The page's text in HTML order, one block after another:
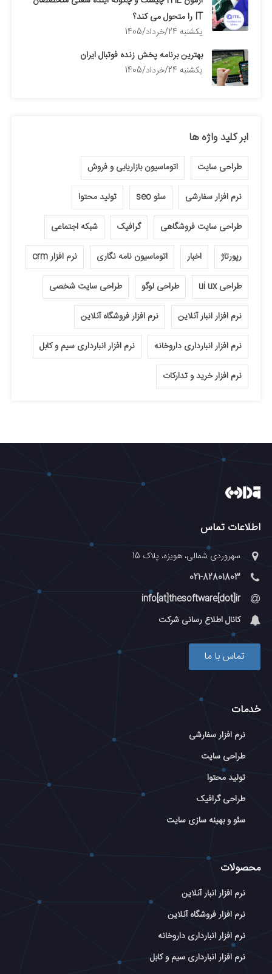
IT را متحول می کند؟
يكشنبه 24/خرداد/1405
بهترین برنامه پخش زنده فوتبال ایران
يكشنبه 24/خرداد/1405
ابر کلید واژه ها
طراحی سایت اتوماسیون بازاریابی و فروش
نرم افزار سفارشی سئو seo تولید محتوا
طراحی سایت فروشگاهی گرافیک شبکه اجتماعی
رپورتاژ اخبار اتوماسیون نامه نگاری نرم افزار crm
طراحی ui ux طراحی لوگو طراحی سایت شخصی
نرم افزار انبار آنلاین نرم افزار فروشگاه آنلاین
نرم افزار انبارداری داروخانه نرم افزار انبارداری سیم و کابل
نرم افزار خرید و تدارکات
اطلاعات تماس
سهروردی شمالی، هویزه، پلاک 15
021-82801803
info[at]thesoftware[dot]ir
کانال اطلاع رسانی شرکت
تماس با ما
خدمات
نرم افزار سفارشی
طراحی سایت
تولید محتوا
طراحی گرافیک
سئو و بهینه سازی سایت
محصولات
نرم افزار انبار آنلاین
نرم افزار فروشگاه آنلاین
نرم افزار انبارداری داروخانه
نرم افزار انبارداری سیم و کابل